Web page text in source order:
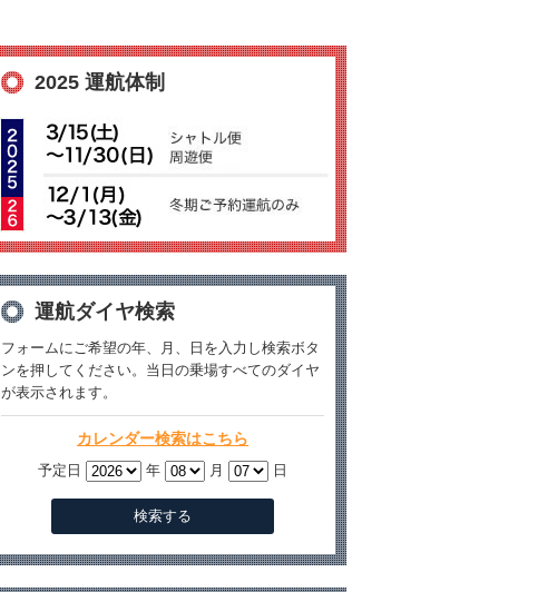
2025 運航体制
運航ダイヤ検索
フォームにご希望の年、月、日を入力し検索ボタ
ンを押してください。当日の乗場すべてのダイヤ
が表示されます。
カレンダー検索はこちら
予定日 年 月 日